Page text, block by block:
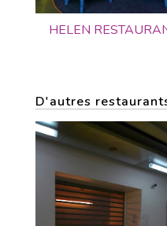
HELEN
D'autres